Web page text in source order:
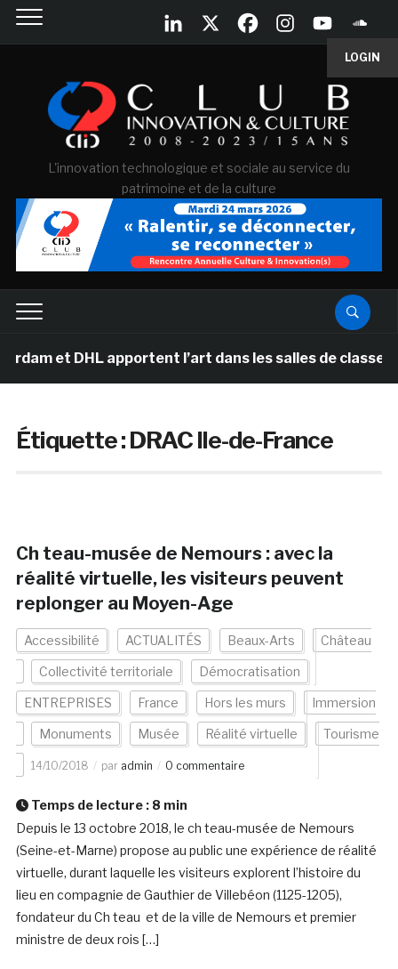
LOGIN
L'innovation technologique et sociale au service du
patrimoine et de la culture
et DHL apportent l’art dans les salles de classe des
Étiquette :DRAC Ile-de-France
Ch teau-musée de Nemours : avec la
réalité virtuelle, les visiteurs peuvent
replonger au Moyen-Age
Accessibilité ACTUALITÉS Beaux-Arts Château
Collectivité territoriale Démocratisation
ENTREPRISES France Hors les murs Immersion
Monuments Musée Réalité virtuelle Tourisme
14/10/2018 par admin 0 commentaire
Temps de lecture : 8 min
Depuis le 13 octobre 2018, le ch teau-musée de Nemours
(Seine-et-Marne) propose au public une expérience de réalité
virtuelle, durant laquelle les visiteurs explorent l’histoire du
lieu en compagnie de Gauthier de Villebéon (1125-1205),
fondateur du Ch teau et de la ville de Nemours et premier
ministre de deux rois […]